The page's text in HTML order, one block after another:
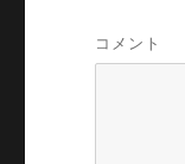
コメント